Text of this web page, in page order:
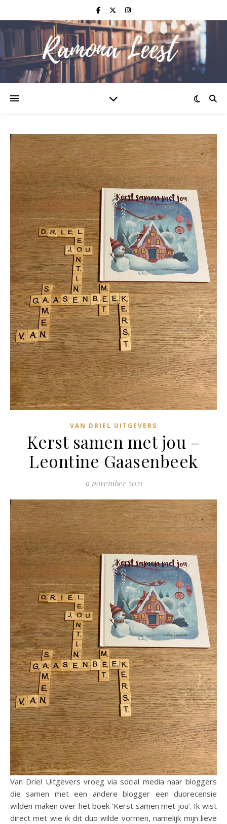
VAN DRIEL UITGEVERS
Kerst samen met jou –
Leontine Gaasenbeek
9 november 2021
Van Driel Uitgevers vroeg via social media naar bloggers
die samen met een andere blogger een duorecensie
wilden maken over het boek ‘Kerst samen met jou’. Ik wist
direct met wie ik dit duo wilde vormen, namelijk mijn lieve